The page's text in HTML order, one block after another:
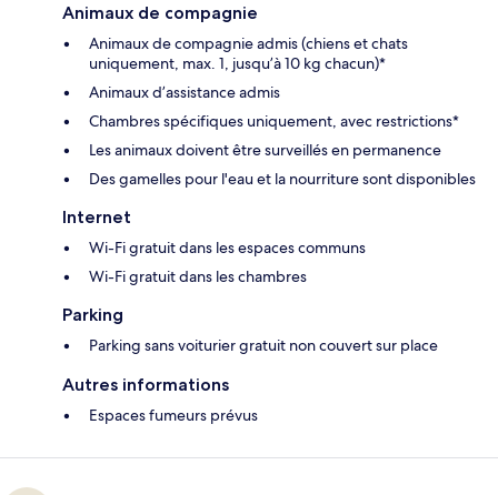
Animaux de compagnie
Animaux de compagnie admis (chiens et chats
uniquement, max. 1, jusqu’à 10 kg chacun)*
Animaux d’assistance admis
Chambres spécifiques uniquement, avec restrictions*
Les animaux doivent être surveillés en permanence
Des gamelles pour l'eau et la nourriture sont disponibles
Internet
Wi-Fi gratuit dans les espaces communs
Wi-Fi gratuit dans les chambres
Parking
Parking sans voiturier gratuit non couvert sur place
Autres informations
Espaces fumeurs prévus